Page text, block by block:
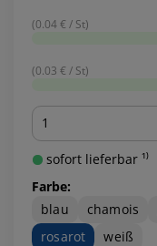
(0.04 € / St)
(0.03 € / St)
Menge
sofort lieferbar ¹⁾
Farbe:
blau
chamois
rosarot
weiß